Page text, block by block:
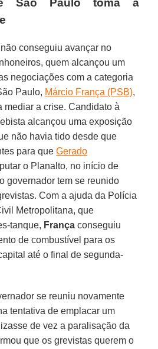
conseguiu avançar no
quem alcançou um
negociações com a categoria
Paulo, Márcio França (PSB),
mediar a crise. Candidato à
alcançou uma exposição
não havia tido desde que
para queGerado
o Planalto, no início de
governador tem se reunido
Com a ajuda da Polícia
Metropolitana, que
tanque, França conseguiu
de combustível para os
até o final de segunda-
se reuniu novamente
tentativa de emplacar um
de vez a paralisação da
que os grevistas querem o